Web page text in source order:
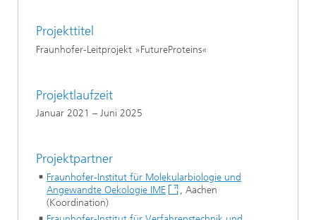
Projekttitel
Fraunhofer-Leitprojekt »FutureProteins«
Projektlaufzeit
Januar 2021 – Juni 2025
Projektpartner
Fraunhofer-Institut für Molekularbiologie und
Angewandte Oekologie IME
, Aachen
(Koordination)